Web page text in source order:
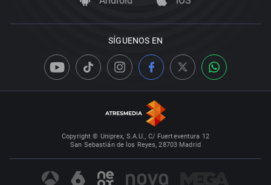
SÍGUENOS EN
Copyright © Uniprex, S.A.U., C/ Fuerteventura 12
San Sebastián de los Reyes, 28703 Madrid